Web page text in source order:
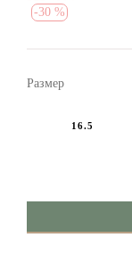
-30 %
Размер
16.5